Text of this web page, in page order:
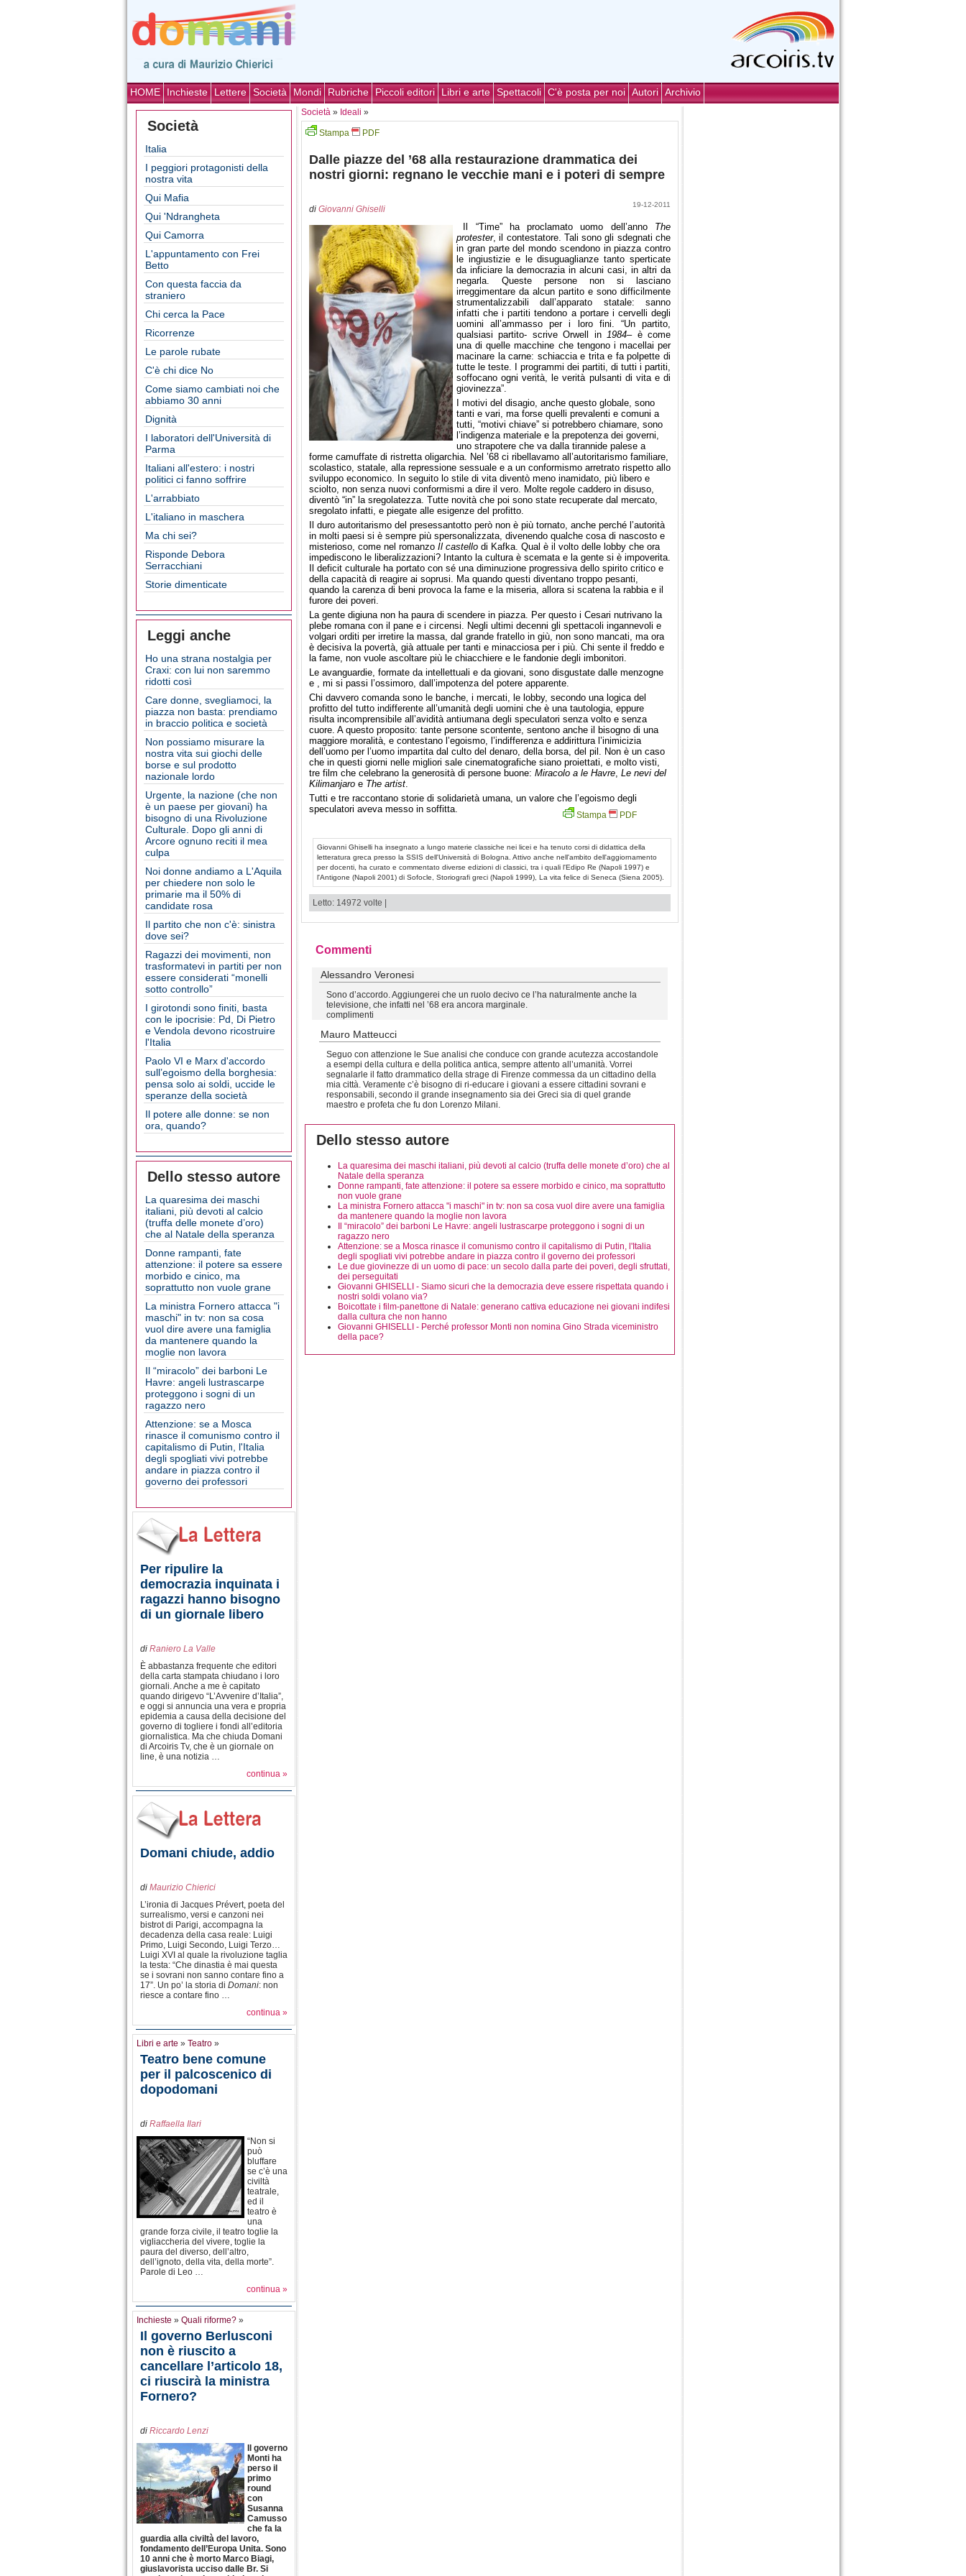
HOME Inchieste Lettere Società Mondi Rubriche Piccoli editori Libri e arte Spettacoli C'è posta per noi Autori Archivio
Società
Italia
I peggiori protagonisti della
nostra vita
Qui Mafia
Qui 'Ndrangheta
Qui Camorra
L'appuntamento con Frei
Betto
Con questa faccia da
straniero
Chi cerca la Pace
Ricorrenze
Le parole rubate
C'è chi dice No
Come siamo cambiati noi che
abbiamo 30 anni
Dignità
I laboratori dell'Università di
Parma
Italiani all'estero: i nostri
politici ci fanno soffrire
L'arrabbiato
L'italiano in maschera
Ma chi sei?
Risponde Debora
Serracchiani
Storie dimenticate
Leggi anche
Ho una strana nostalgia per
Craxi: con lui non saremmo
ridotti così
Care donne, svegliamoci, la
piazza non basta: prendiamo
in braccio politica e società
Non possiamo misurare la
nostra vita sui giochi delle
borse e sul prodotto
nazionale lordo
Urgente, la nazione (che non
è un paese per giovani) ha
bisogno di una Rivoluzione
Culturale. Dopo gli anni di
Arcore ognuno reciti il mea
culpa
Noi donne andiamo a L'Aquila
per chiedere non solo le
primarie ma il 50% di
candidate rosa
Il partito che non c'è: sinistra
dove sei?
Ragazzi dei movimenti, non
trasformatevi in partiti per non
essere considerati “monelli
sotto controllo”
I girotondi sono finiti, basta
con le ipocrisie: Pd, Di Pietro
e Vendola devono ricostruire
l'Italia
Paolo VI e Marx d'accordo
sull’egoismo della borghesia:
pensa solo ai soldi, uccide le
speranze della società
Il potere alle donne: se non
ora, quando?
Dello stesso autore
La quaresima dei maschi
italiani, più devoti al calcio
(truffa delle monete d’oro)
che al Natale della speranza
Donne rampanti, fate
attenzione: il potere sa essere
morbido e cinico, ma
soprattutto non vuole grane
La ministra Fornero attacca "i
maschi" in tv: non sa cosa
vuol dire avere una famiglia
da mantenere quando la
moglie non lavora
Il “miracolo” dei barboni Le
Havre: angeli lustrascarpe
proteggono i sogni di un
ragazzo nero
Attenzione: se a Mosca
rinasce il comunismo contro il
capitalismo di Putin, l'Italia
degli spogliati vivi potrebbe
andare in piazza contro il
governo dei professori
Per ripulire la
democrazia inquinata i
ragazzi hanno bisogno
di un giornale libero
di Raniero La Valle
È abbastanza frequente che editori
della carta stampata chiudano i loro
giornali. Anche a me è capitato
quando dirigevo “L’Avvenire d’Italia”,
e oggi si annuncia una vera e propria
epidemia a causa della decisione del
governo di togliere i fondi all’editoria
giornalistica. Ma che chiuda Domani
di Arcoiris Tv, che è un giornale on
line, è una notizia …
continua »
Domani chiude, addio
di Maurizio Chierici
L’ironia di Jacques Prévert, poeta del
surrealismo, versi e canzoni nei
bistrot di Parigi, accompagna la
decadenza della casa reale: Luigi
Primo, Luigi Secondo, Luigi Terzo…
Luigi XVI al quale la rivoluzione taglia
la testa: “Che dinastia è mai questa
se i sovrani non sanno contare fino a
17”. Un po’ la storia di Domani: non
riesce a contare fino …
continua »
Libri e arte » Teatro »
Teatro bene comune
per il palcoscenico di
dopodomani
di Raffaella Ilari
“Non si
può
bluffare
se c’è una
civiltà
teatrale,
ed il
teatro è
una
grande forza civile, il teatro toglie la
vigliaccheria del vivere, toglie la
paura del diverso, dell’altro,
dell’ignoto, della vita, della morte”.
Parole di Leo …
continua »
Inchieste » Quali riforme? »
Il governo Berlusconi
non è riuscito a
cancellare l’articolo 18,
ci riuscirà la ministra
Fornero?
di Riccardo Lenzi
Il governo
Monti ha
perso il
primo
round
con
Susanna
Camusso
che fa la
guardia alla civiltà del lavoro,
fondamento dell’Europa Unita. Sono
10 anni che è morto Marco Biagi,
giuslavorista ucciso dalle Br. Si
Società » Ideali »
Stampa PDF
Dalle piazze del ’68 alla restaurazione drammatica dei
nostri giorni: regnano le vecchie mani e i poteri di sempre
19-12-2011
di Giovanni Ghiselli
Il “Time” ha proclamato uomo dell’anno The
protester, il contestatore. Tali sono gli sdegnati che
in gran parte del mondo scendono in piazza contro
le ingiustizie e le disuguaglianze tanto sperticate
da inficiare la democrazia in alcuni casi, in altri da
negarla. Queste persone non si lasciano
irreggimentare da alcun partito e sono difficilmente
strumentalizzabili dall’apparato statale: sanno
infatti che i partiti tendono a portare i cervelli degli
uomini all’ammasso per i loro fini. “Un partito,
qualsiasi partito- scrive Orwell in1984– è come
una di quelle macchine che tengono i macellai per
macinare la carne: schiaccia e trita e fa polpette di
tutte le teste. I programmi dei partiti, di tutti i partiti,
soffocano ogni verità, le verità pulsanti di vita e di
giovinezza”.
I motivi del disagio, anche questo globale, sono
tanti e vari, ma forse quelli prevalenti e comuni a
tutti, “motivi chiave” si potrebbero chiamare, sono
l’indigenza materiale e la prepotenza dei governi,
uno strapotere che va dalla tirannide palese a
forme camuffate di ristretta oligarchia. Nel ’68 ci ribellavamo all’autoritarismo familiare,
scolastico, statale, alla repressione sessuale e a un conformismo arretrato rispetto allo
sviluppo economico. In seguito lo stile di vita diventò meno inamidato, più libero e
sciolto, non senza nuovi conformismi a dire il vero. Molte regole caddero in disuso,
diventò “in” la sregolatezza. Tutte novità che poi sono state recuperate dal mercato,
sregolato infatti, e piegate alle esigenze del profitto.
Il duro autoritarismo del presessantotto però non è più tornato, anche perché l’autorità
in molti paesi si è sempre più spersonalizzata, divenendo qualche cosa di nascosto e
misterioso, come nel romanzo Il castello di Kafka. Qual è il volto delle lobby che ora
impediscono le liberalizzazioni? Intanto la cultura è scemata e la gente si è impoverita.
Il deficit culturale ha portato con sé una diminuzione progressiva dello spirito critico e
della capacità di reagire ai soprusi. Ma quando questi diventano troppo pesanti,
quando la carenza di beni provoca la fame e la miseria, allora si scatena la rabbia e il
furore dei poveri.
La gente digiuna non ha paura di scendere in piazza. Per questo i Cesari nutrivano la
plebe romana con il pane e i circensi. Negli ultimi decenni gli spettacoli ingannevoli e
volgari orditi per irretire la massa, dal grande fratello in giù, non sono mancati, ma ora
è decisiva la povertà, già attuale per tanti e minacciosa per i più. Chi sente il freddo e
la fame, non vuole ascoltare più le chiacchiere e le fandonie degli imbonitori.
Le avanguardie, formate da intellettuali e da giovani, sono disgustate dalle menzogne
e , mi si passi l’ossimoro, dall’impotenza del potere apparente.
Chi davvero comanda sono le banche, i mercati, le lobby, secondo una logica del
profitto del tutto indifferente all’umanità degli uomini che è una tautologia, eppure
risulta incomprensibile all’avidità antiumana degli speculatori senza volto e senza
cuore. A questo proposito: tante persone scontente, sentono anche il bisogno di una
maggiore moralità, e contestano l’egoismo, l’indifferenza e addirittura l’inimicizia
dell’uomo per l’uomo impartita dal culto del denaro, della borsa, del pil. Non è un caso
che in questi giorni nelle migliori sale cinematografiche siano proiettati, e molto visti,
tre film che celebrano la generosità di persone buone: Miracolo a le Havre, Le nevi del
Kilimanjaro e The artist.
Tutti e tre raccontano storie di solidarietà umana, un valore che l’egoismo degli
speculatori aveva messo in soffitta.
Stampa PDF
Giovanni Ghiselli ha insegnato a lungo materie classiche nei licei e ha tenuto corsi di didattica della
letteratura greca presso la SSIS dell'Università di Bologna. Attivo anche nell'ambito dell'aggiornamento
per docenti, ha curato e commentato diverse edizioni di classici, tra i quali l'Edipo Re (Napoli 1997) e
l'Antigone (Napoli 2001) di Sofocle, Storiografi greci (Napoli 1999), La vita felice di Seneca (Siena 2005).
Letto: 14972 volte |
Commenti
Alessandro Veronesi
Sono d’accordo. Aggiungerei che un ruolo decivo ce l’ha naturalmente anche la
televisione, che infatti nel ’68 era ancora marginale.
complimenti
Mauro Matteucci
Seguo con attenzione le Sue analisi che conduce con grande acutezza accostandole
a esempi della cultura e della politica antica, sempre attento all’umanità. Vorrei
segnalarle il fatto drammatico della strage di Firenze commessa da un cittadino della
mia città. Veramente c’è bisogno di ri-educare i giovani a essere cittadini sovrani e
responsabili, secondo il grande insegnamento sia dei Greci sia di quel grande
maestro e profeta che fu don Lorenzo Milani.
Dello stesso autore
La quaresima dei maschi italiani, più devoti al calcio (truffa delle monete d’oro) che al
Natale della speranza
Donne rampanti, fate attenzione: il potere sa essere morbido e cinico, ma soprattutto
non vuole grane
La ministra Fornero attacca "i maschi" in tv: non sa cosa vuol dire avere una famiglia
da mantenere quando la moglie non lavora
Il “miracolo” dei barboni Le Havre: angeli lustrascarpe proteggono i sogni di un
ragazzo nero
Attenzione: se a Mosca rinasce il comunismo contro il capitalismo di Putin, l'Italia
degli spogliati vivi potrebbe andare in piazza contro il governo dei professori
Le due giovinezze di un uomo di pace: un secolo dalla parte dei poveri, degli sfruttati,
dei perseguitati
Giovanni GHISELLI - Siamo sicuri che la democrazia deve essere rispettata quando i
nostri soldi volano via?
Boicottate i film-panettone di Natale: generano cattiva educazione nei giovani indifesi
dalla cultura che non hanno
Giovanni GHISELLI - Perché professor Monti non nomina Gino Strada viceministro
della pace?